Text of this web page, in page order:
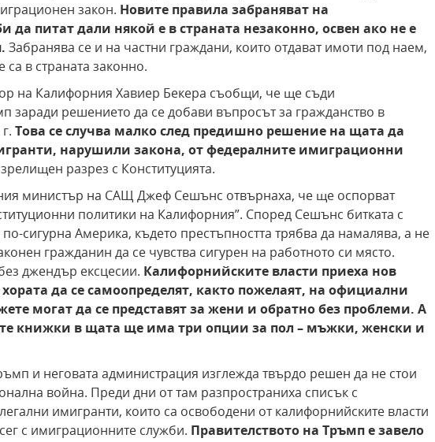
закон. Новите правила забраняват на
да питат дали някой е встраната незаконно, освен ако нее
Забранява се и на частни граждани, които отдават имоти под наем,
са в страната законно.
на Калифорния Хавиер Бекера съобщи, че ще съди
заради решението да се добави въпросът за гражданство в
Това се случва малко след предишно решение на щата да
нарушили закона, от федералните имиграционни
разрез с Конституцията.
министър на САЩ Джеф Сешънс отвърнаха, че ще оспорват
политики на Калифорния”. Според Сешънс битката с
по-сигурна Америка, където престъпността трябва да намалява, а не
гражданин да се чувства сигурен на работното си място.
джендър ексцесии. Калифорнийските власти приеха нов
да се самоопределят, както пожелаят, на официални
могат да се представят за жени и обратно без проблеми. А
книжки в щата ще има три опции за пол – мъжки, женски и
и неговата администрация изглежда твърдо решен да не стои
война. Преди дни от там разпространиха списък с
имигранти, които са освободени от калифорнийските власти
с имиграционните служби. Правителството на Тръмп езавело